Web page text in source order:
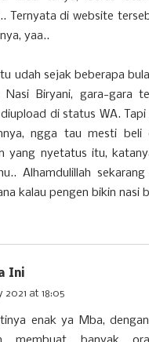
Ternyata di website
yaa..
udah sejak beberapa
Nasi Biryani, gara-gara
di status WA.
ngga tau mesti beli
yang nyetatus itu,
Alhamdulillah
kalau pengen bikin nasi
Ini
2021 at 18:05
enak ya Mba,